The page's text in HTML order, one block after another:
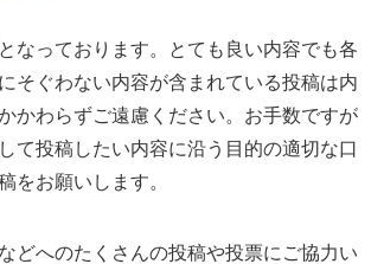
なっております。とても良い内容でも各
そぐわない内容が含まれている投稿は内
かわらずご遠慮ください。お手数ですが
て投稿したい内容に沿う目的の適切な口
をお願いします。
どへのたくさんの投稿や投票にご協力い